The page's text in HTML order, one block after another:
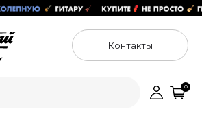
Контакты
0